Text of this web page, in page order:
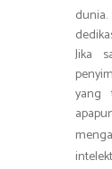
Jika
yang